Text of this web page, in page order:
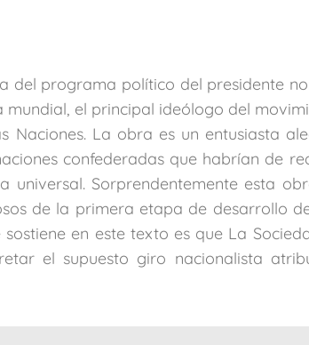
del programa político del presidente
el principal ideólogo del
Naciones. La obra es un entusiasta
confederadas que habrían de
universal. Sorprendentemente esta
de la primera etapa de desarrollo
sostiene en este texto es que La
el supuesto giro nacionalista